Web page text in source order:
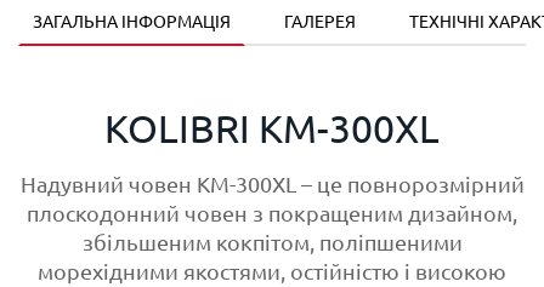
ЗАГАЛЬНА ІНФОРМАЦІЯ ГАЛЕРЕЯ ТЕХНІЧНІ
KOLIBRI KM-300XL
Надувний човен КМ-300XL – це повнорозмірний
плоскодонний човен з покращеним дизайном,
збільшеним кокпітом, поліпшеними
морехідними якостями, остійністю і високою